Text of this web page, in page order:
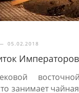
05.02.2018
Императоров
занимает